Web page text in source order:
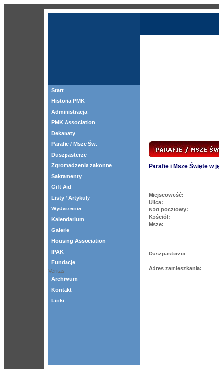
Start
Historia PMK
Administracja
PMK Association
Dekanaty
Parafie / Msze Św.
Duszpasterze
Zgromadzenia zakonne
Sakramenty
Gift Aid
Listy / Artykuły
Wydarzenia
Kalendarium
Galerie
Housing Association
IPAK
Fundacje
Veritas
Archiwum
Kontakt
Linki
Parafie i Msze Święte w
Miejscowość:
Ulica:
Kod pocztowy:
Kościół:
Msze:
Duszpasterze:
Adres zamieszkania: